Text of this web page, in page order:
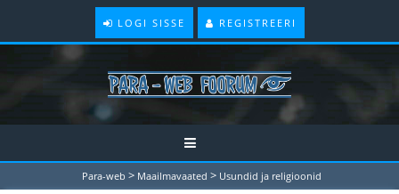
LOGI SISSE REGISTREERI
Para-web > Maailmavaated > Usundid ja religioonid